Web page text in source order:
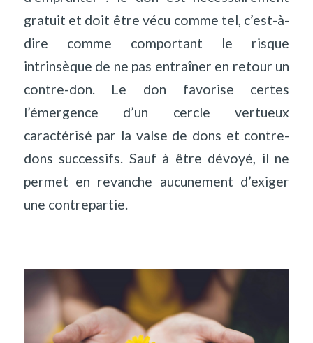
gratuit et doit être vécu comme tel, c’est-à-
dire comme comportant le risque
intrinsèque de ne pas entraîner en retour un
contre-don. Le don favorise certes
l’émergence d’un cercle vertueux
caractérisé par la valse de dons et contre-
dons successifs. Sauf à être dévoyé, il ne
permet en revanche aucunement d’exiger
une contrepartie.